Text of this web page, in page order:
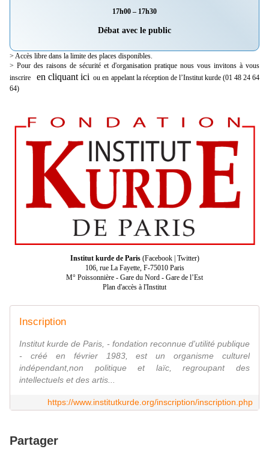
17h00 – 17h30
Débat avec le public
> Accès libre dans la limite des places disponibles.
> Pour des raisons de sécurité et d'organisation pratique nous vous invitons à vous
inscrire
en cliquant ici ou en appelant la réception de l’Institut kurde (01 48 24 64
64)
Institut kurde de Paris(Facebook| Twitter)
106, rue La Fayette, F-75010 Paris
M° Poissonnière - Gare du Nord - Gare de l’Est
Plan d'accès à l'Institut
Inscription
Institut kurde de Paris, - fondation reconnue d'utilité publique
- créé en février 1983, est un organisme culturel
indépendant,non politique et laïc, regroupant des
intellectuels et des artis...
https://www.institutkurde.org/inscription/inscription.php
Partager